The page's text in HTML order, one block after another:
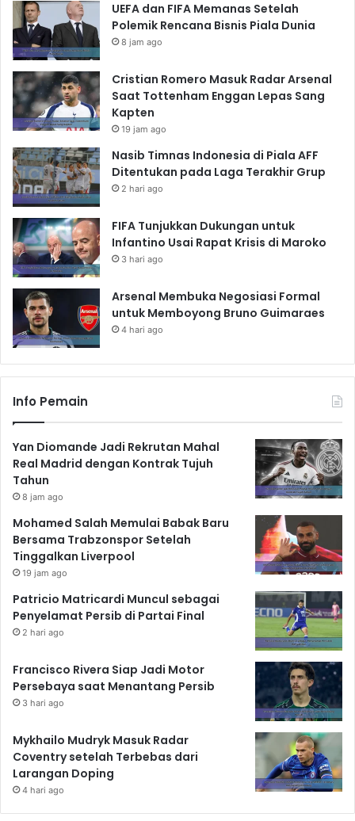
UEFA dan FIFA Memanas Setelah
Polemik Rencana Bisnis Piala Dunia
8 jam ago
Cristian Romero Masuk Radar Arsenal
Saat Tottenham Enggan Lepas Sang
Kapten
19 jam ago
Nasib Timnas Indonesia di Piala AFF
Ditentukan pada Laga Terakhir Grup
2 hari ago
FIFA Tunjukkan Dukungan untuk
Infantino Usai Rapat Krisis di Maroko
3 hari ago
Arsenal Membuka Negosiasi Formal
untuk Memboyong Bruno Guimaraes
4 hari ago
Info Pemain
Yan Diomande Jadi Rekrutan Mahal
Real Madrid dengan Kontrak Tujuh
Tahun
8 jam ago
Mohamed Salah Memulai Babak Baru
Bersama Trabzonspor Setelah
Tinggalkan Liverpool
19 jam ago
Patricio Matricardi Muncul sebagai
Penyelamat Persib di Partai Final
2 hari ago
Francisco Rivera Siap Jadi Motor
Persebaya saat Menantang Persib
3 hari ago
Mykhailo Mudryk Masuk Radar
Coventry setelah Terbebas dari
Larangan Doping
4 hari ago